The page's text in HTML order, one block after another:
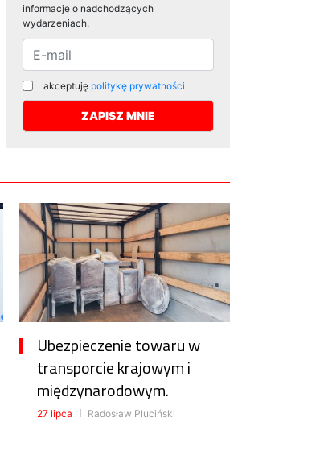
informacje o nadchodzących
wydarzeniach.
akceptuję politykę prywatności
Ubezpieczenie towaru w
transporcie krajowym i
międzynarodowym.
27 lipca Radosław Pluciński